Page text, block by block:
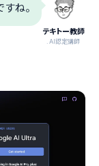
テキトー教師
.AI認定講師
すね。